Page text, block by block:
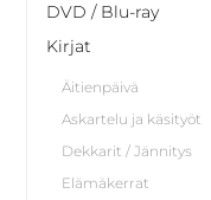
DVD / Blu-ray
Kirjat
Äitienpäivä
Askartelu ja käsityöt
Dekkarit / Jännitys
Elämäkerrat